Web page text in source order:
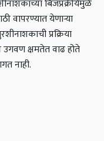
बिजप्रक्रीयेमुळे
वापरण्यात येणार्‍या
प्रक्रिया
क्षमतेत वाढ होते
नाही.